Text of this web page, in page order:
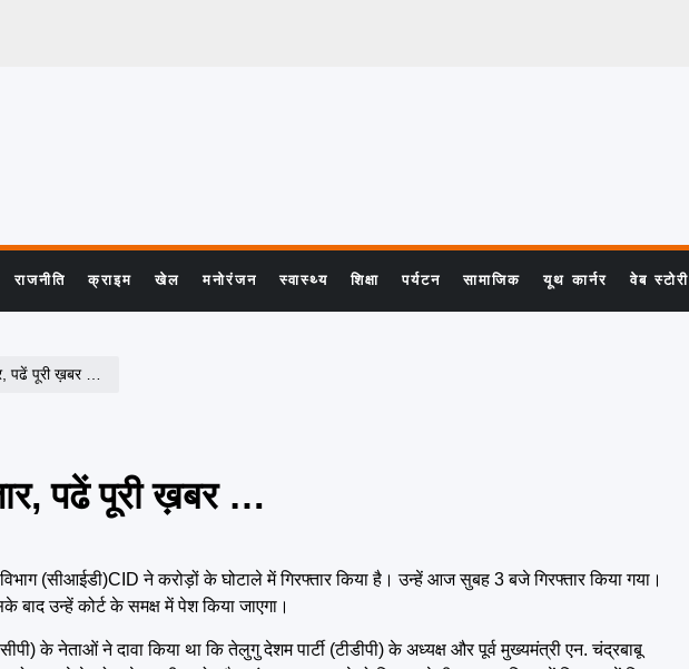
राजनीति क्राइम खेल मनोरंजन स्वास्थ्य शिक्षा पर्यटन सामाजिक यूथ कार्नर वेब स्टोरी
पढें पूरी ख़बर …
पढें पूरी ख़बर …
(सीआईडी)CID ने करोड़ों के घोटाले में गिरफ्तार किया है। उन्हें आज सुबह 3 बजे गिरफ्तार किया गया।
उन्हें कोर्ट के समक्ष में पेश किया जाएगा।
के नेताओं ने दावा किया था कि तेलुगु देशम पार्टी (टीडीपी) के अध्‍यक्ष और पूर्व मुख्यमंत्री एन. चंद्रबाबू